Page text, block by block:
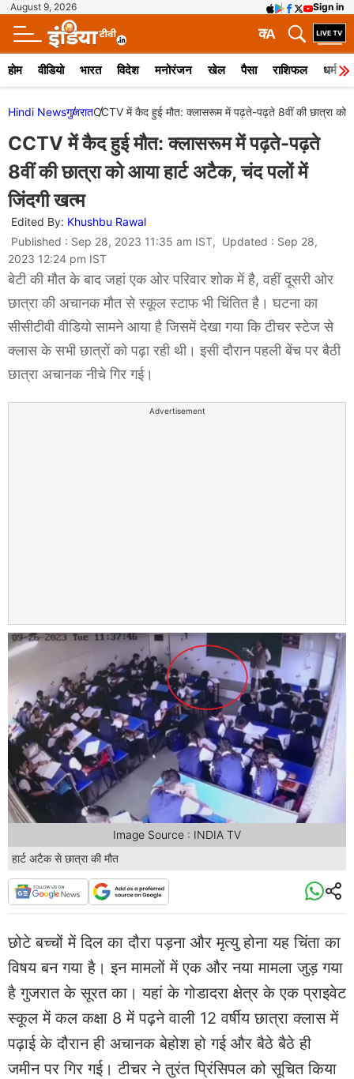
August 9, 2026 Sign in
A
क
होम वीडियो भारत विदेश मनोरंजन खेल पैसा राशिफल धर्म
Hindi NewsगुजरातCCTV में कैद हुई मौत: क्लासरूम में पढ़ते-पढ़ते 8वीं की छात्रा को
CCTV में कैद हुई मौत: क्लासरूम में पढ़ते-पढ़ते
8वीं की छात्रा को आया हार्ट अटैक, चंद पलों में
जिंदगी खत्म
Edited By: Khushbu Rawal
Published : Sep 28, 2023 11:35 am IST, Updated : Sep 28,
2023 12:24 pm IST
बेटी की मौत के बाद जहां एक ओर परिवार शोक में है, वहीं दूसरी ओर
छात्रा की अचानक मौत से स्कूल स्टाफ भी चिंतित है। घटना का
सीसीटीवी वीडियो सामने आया है जिसमें देखा गया कि टीचर स्टेज से
क्लास के सभी छात्रों को पढ़ा रही थी। इसी दौरान पहली बेंच पर बैठी
छात्रा अचानक नीचे गिर गई।
Advertisement
हार्ट अटैक से छात्रा की मौत
Image Source : INDIA TV
छोटे बच्चों में दिल का दौरा पड़ना और मृत्यु होना यह चिंता का
विषय बन गया है। इन मामलों में एक और नया मामला जुड़ गया
है गुजरात के सूरत का। यहां के गोडादरा क्षेत्र के एक प्राइवेट
स्कूल में कल कक्षा 8 में पढ़ने वाली 12 वर्षीय छात्रा क्लास में
पढ़ाई के दौरान ही अचानक बेहोश हो गई और बैठे बैठे ही
जमीन पर गिर गई। टीचर ने तुरंत प्रिंसिपल को सूचित किया